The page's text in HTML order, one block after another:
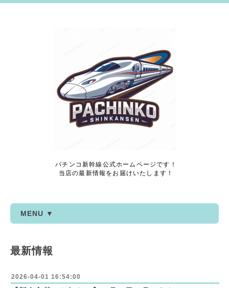
パチンコ新幹線公式ホームページです！
当店の最新情報をお届けいたします！
MENU ▼
最新情報
2026-04-01 16:54:00